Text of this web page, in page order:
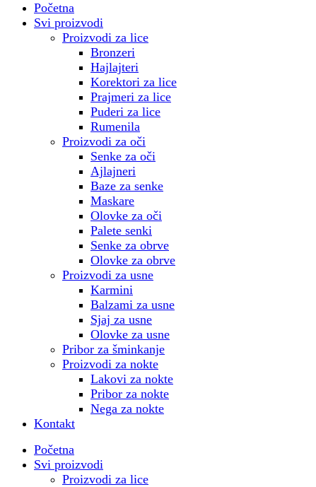
Početna
Svi proizvodi
Proizvodi za lice
Bronzeri
Hajlajteri
Korektori za lice
Prajmeri za lice
Puderi za lice
Rumenila
Proizvodi za oči
Senke za oči
Ajlajneri
Baze za senke
Maskare
Olovke za oči
Palete senki
Senke za obrve
Olovke za obrve
Proizvodi za usne
Karmini
Balzami za usne
Sjaj za usne
Olovke za usne
Pribor za šminkanje
Proizvodi za nokte
Lakovi za nokte
Pribor za nokte
Nega za nokte
Kontakt
Početna
Svi proizvodi
Proizvodi za lice